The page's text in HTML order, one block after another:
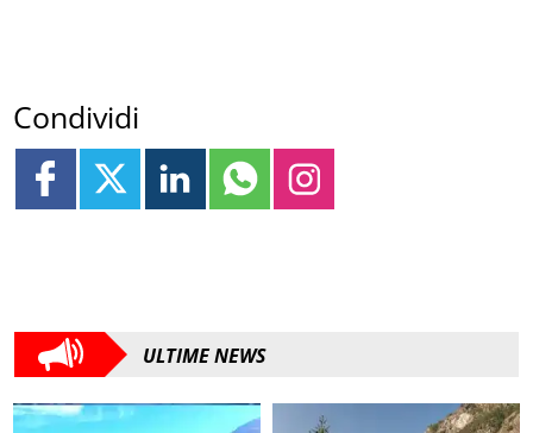
Condividi
ULTIME NEWS